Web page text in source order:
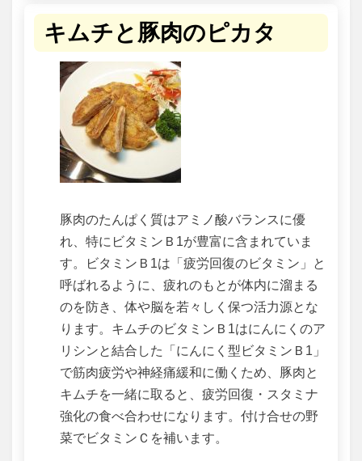
キムチと豚肉のピカタ
豚肉のたんぱく質はアミノ酸バランスに優
れ、特にビタミンＢ1が豊富に含まれていま
す。ビタミンＢ1は「疲労回復のビタミン」と
呼ばれるように、疲れのもとが体内に溜まる
のを防き、体や脳を若々しく保つ活力源とな
ります。キムチのビタミンＢ1はにんにくのア
リシンと結合した「にんにく型ビタミンＢ1」
で筋肉疲労や神経痛緩和に働くため、豚肉と
キムチを一緒に取ると、疲労回復・スタミナ
強化の食べ合わせになります。付け合せの野
菜でビタミンＣを補います。